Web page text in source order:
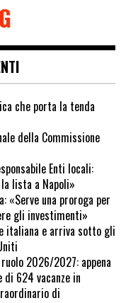
che porta la tenda
della Commissione
Enti locali:
lista a Napoli»
«Serve una proroga per
gli investimenti»
italiana e arriva sotto gli
2026/2027: appena
624 vacanze in
di